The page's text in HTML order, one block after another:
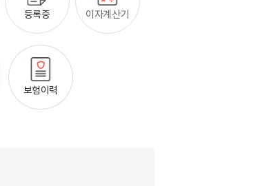
등록증 이자계산기
보험이력